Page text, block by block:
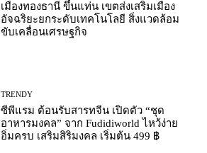
เมืองทองธานี ขึ้นแท่น เขตส่งเสริมเมือง
อัจฉริยะยกระดับเทคโนโลยี สิ่งแวดล้อม
ขับเคลื่อนเศรษฐกิจ
TRENDY
ซีพีแรม ต้อนรับสารทจีน เปิดตัว “ชุด
อาหารมงคล” จาก Fudidiworld ไหว้ง่าย
อิ่มครบ เสริมสิริมงคล เริ่มต้น 499 ฿